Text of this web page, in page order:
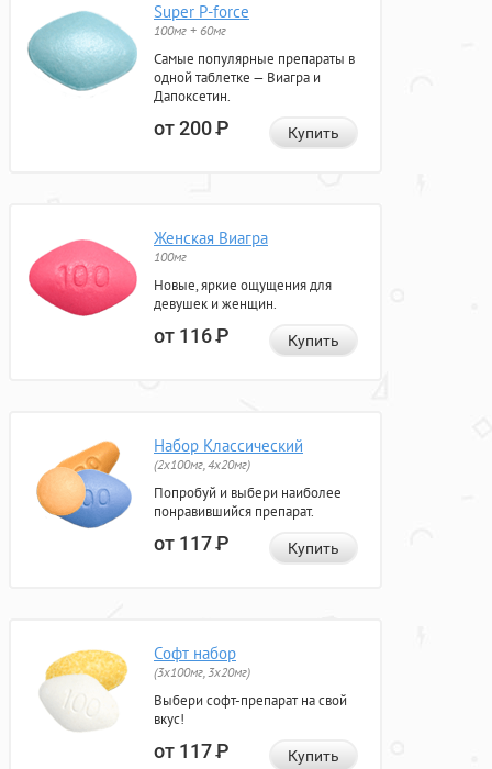
Super P-force
100мг + 60мг
Самые популярные препараты в
одной таблетке — Виагра и
Дапоксетин.
от 200Р Купить
Женская Виагра
100мг
Новые, яркие ощущения для
девушек и женщин.
от 116Р Купить
Набор Классический
(2x100мг, 4x20мг)
Попробуй и выбери наиболее
понравившийся препарат.
от 117Р Купить
Софт набор
(3x100мг, 3x20мг)
Выбери софт-препарат на свой
вкус!
от 117Р Купить